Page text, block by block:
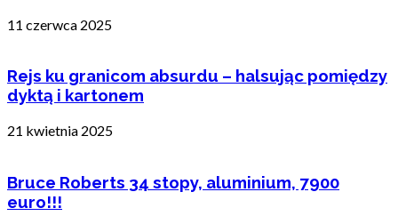
11 czerwca 2025
Rejs ku granicom absurdu – halsując pomiędzy
dyktą i kartonem
21 kwietnia 2025
Bruce Roberts 34 stopy, aluminium, 7900
euro!!!